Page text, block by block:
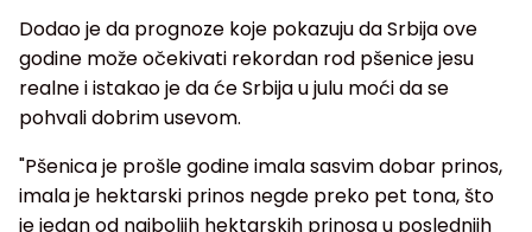
Dodao je da prognoze koje pokazuju da Srbija ove
godine može očekivati rekordan rod pšenice jesu
realne i istakao je da će Srbija u julu moći da se
pohvali dobrim usevom.
"Pšenica je prošle godine imala sasvim dobar prinos,
imala je hektarski prinos negde preko pet tona, što
je jedan od najboljih hektarskih prinosa u poslednjih